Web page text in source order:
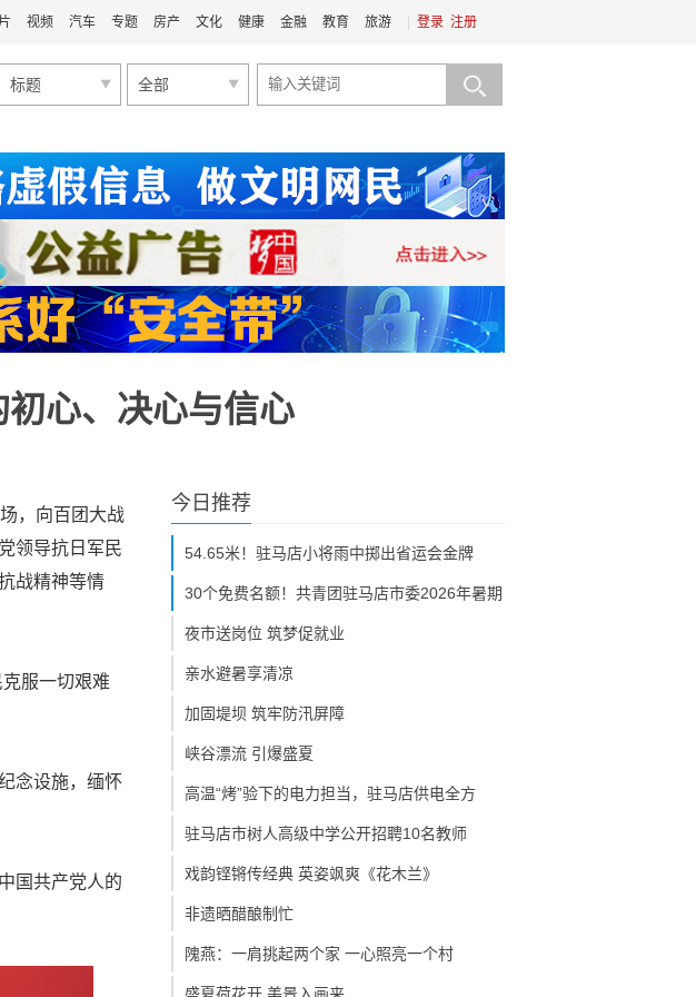
登录 注册
视频 汽车 专题 房产 文化 健康 金融 教育 旅游
标题 全部
心、决心与信心
，向百团大战
领导抗日军民
战精神等情
服一切艰难
念设施，缅怀
国共产党人的
今日推荐
54.65米！驻马店小将雨中掷出省运会金牌
30个免费名额！共青团驻马店市委2026年暑期
夜市送岗位 筑梦促就业
亲水避暑享清凉
加固堤坝 筑牢防汛屏障
峡谷漂流 引爆盛夏
高温“烤”验下的电力担当，驻马店供电全方
驻马店市树人高级中学公开招聘10名教师
戏韵铿锵传经典 英姿飒爽《花木兰》
非遗晒醋酿制忙
隗燕：一肩挑起两个家 一心照亮一个村